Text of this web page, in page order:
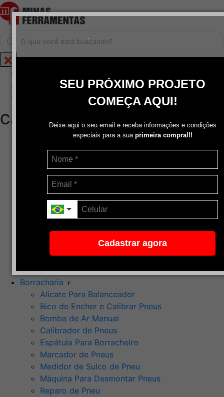
.
SEU PRÓXIMO PROJETO
COMEÇA AQUI!
Deixe aqui o seu email e receba informações e condições
especiais para a sua primeira compra!!!
Cadastrar agora
Cadastrar / Logar
Central de Atendimento
Categorias
Disco de Corte
Disco de Corte e Desbaste-Dupla Aplicação
Disco de Desbaste
Escovas de Aço
Escovas de Latão
Lixas
Pasta Para Assentar Válvula
Pedra de Afiar
Ponta Montada (Oxido de Alumínio)
Rebolos
Borracharia +
Alicate Para Balanceador
Bico de Encher e Calibrar Pneus
Bomba de Ar Manual
Calibrador de Pneus
Espátula Para Borracheiro
Marcador de Pneus
Medidor de Sulco de Pneu
Máquina Para Desmontar Pneus
Reparo de Pneu